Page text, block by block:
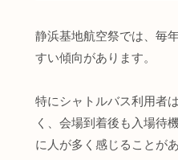
静浜基地航空祭では、毎
すい傾向があります。
特にシャトルバス利用者
く、会場到着後も入場待
に人が多く感じることがあ